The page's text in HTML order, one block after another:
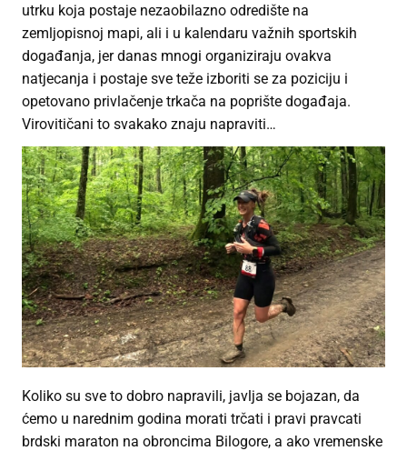
utrku koja postaje nezaobilazno odredište na
zemljopisnoj mapi, ali i u kalendaru važnih sportskih
događanja, jer danas mnogi organiziraju ovakva
natjecanja i postaje sve teže izboriti se za poziciju i
opetovano privlačenje trkača na poprište događaja.
Virovitičani to svakako znaju napraviti…
Koliko su sve to dobro napravili, javlja se bojazan, da
ćemo u narednim godina morati trčati i pravi pravcati
brdski maraton na obroncima Bilogore, a ako vremenske